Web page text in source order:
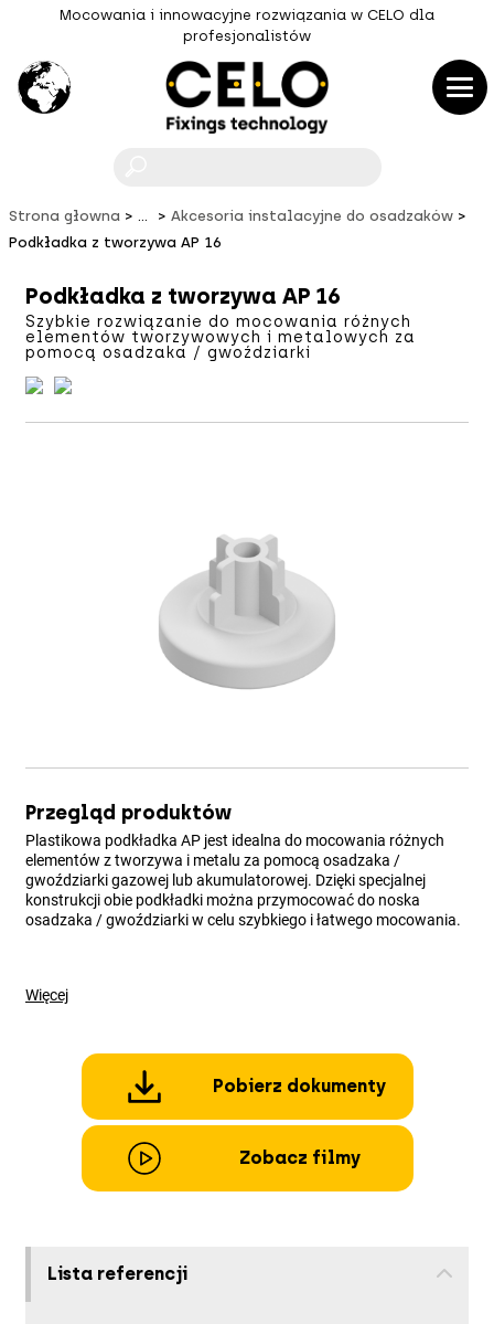
Mocowania i innowacyjne rozwiązania w CELO dla
profesjonalistów
Strona głowna ...
Akcesoria instalacyjne do osadzaków
Podkładka z tworzywa AP 16
Podkładka z tworzywa AP 16
Szybkie rozwiązanie do mocowania różnych
elementów tworzywowych i metalowych za
pomocą osadzaka / gwoździarki
Przegląd produktów
Plastikowa podkładka AP jest idealna do mocowania różnych
elementów z tworzywa i metalu za pomocą osadzaka /
gwoździarki gazowej lub akumulatorowej. Dzięki specjalnej
konstrukcji obie podkładki można przymocować do noska
osadzaka / gwoździarki w celu szybkiego i łatwego mocowania.
Więcej
Pobierz dokumenty
Zobacz filmy
Lista referencji